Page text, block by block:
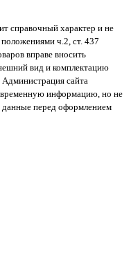
справочный характер и не
ч.2, ст. 437
вправе вносить
вид и комплектацию
Администрация сайта
информацию, но не
перед оформлением